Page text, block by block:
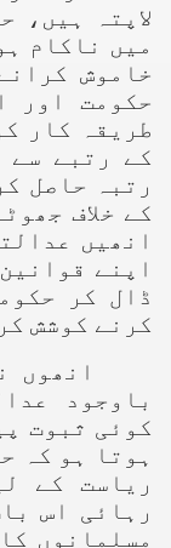
لاپتہ ہیں،
میں ناکام
خاموش
حکومت اور
طریقہ کار
کے رتبے سے
رتبہ حاصل
کے خلاف
انھیں
اپنے
ڈال کر
کرنے کوشش
انھوں
باوجود
کوئی ثبوت
ہوتا ہو کہ
ریاست کے
رہائی اس
مسلمانوں